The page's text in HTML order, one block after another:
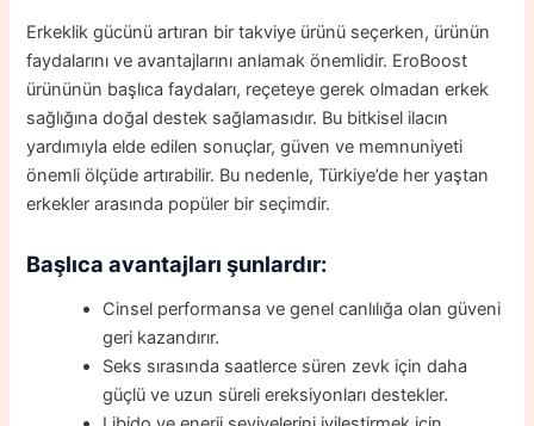
Erkeklik gücünü artıran bir takviye ürünü seçerken, ürünün
faydalarını ve avantajlarını anlamak önemlidir. EroBoost
ürününün başlıca faydaları, reçeteye gerek olmadan erkek
sağlığına doğal destek sağlamasıdır. Bu bitkisel ilacın
yardımıyla elde edilen sonuçlar, güven ve memnuniyeti
önemli ölçüde artırabilir. Bu nedenle, Türkiye’de her yaştan
erkekler arasında popüler bir seçimdir.
Başlıca avantajları şunlardır:
Cinsel performansa ve genel canlılığa olan güveni
geri kazandırır.
Seks sırasında saatlerce süren zevk için daha
güçlü ve uzun süreli ereksiyonları destekler.